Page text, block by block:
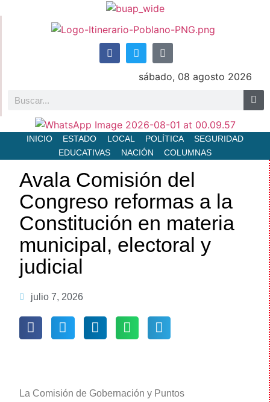
sábado, 08 agosto 2026
INICIO ESTADO LOCAL POLÍTICA
SEGURIDAD
EDUCATIVAS
NACIÓN COLUMNAS
Avala Comisión del
Congreso reformas a la
Constitución en materia
municipal, electoral y
judicial
julio 7, 2026
La Comisión de Gobernación y Puntos